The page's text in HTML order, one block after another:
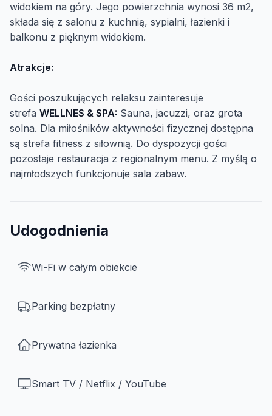
widokiem na góry. Jego powierzchnia wynosi 36 m2,
składa się z salonu z kuchnią, sypialni, łazienki i
balkonu z pięknym widokiem.
Atrakcje:
Gości poszukujących relaksu zainteresuje
strefa WELLNES & SPA: Sauna, jacuzzi, oraz grota
solna. Dla miłośników aktywności fizycznej dostępna
są strefa fitness z siłownią. Do dyspozycji gości
pozostaje restauracja z regionalnym menu. Z myślą o
najmłodszych funkcjonuje sala zabaw.
Udogodnienia
Wi-Fi w całym obiekcie
Parking bezpłatny
Prywatna łazienka
Smart TV / Netflix / YouTube